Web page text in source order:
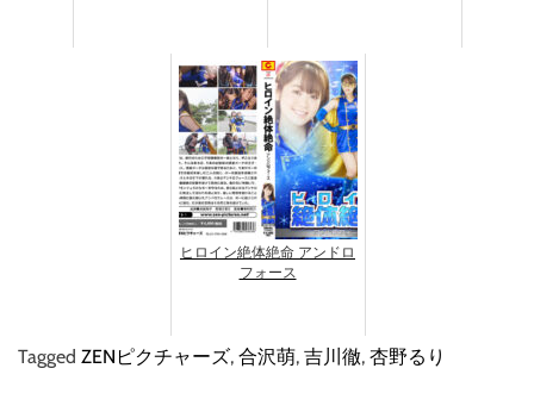
ヒロイン絶体絶命 アンドロ
フォース
Tagged ZENピクチャーズ, 合沢萌, 吉川徹, 杏野るり